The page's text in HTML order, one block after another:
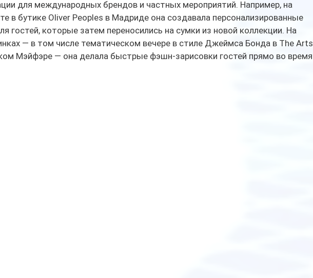
для международных брендов и частных мероприятий. Например, на
в бутике Oliver Peoples в Мадриде она создавала персонализированные
гостей, которые затем переносились на сумки из новой коллекции. На
— в том числе тематическом вечере в стиле Джеймса Бонда в The Arts
Мэйфэре — она делала быстрые фэшн-зарисовки гостей прямо во время